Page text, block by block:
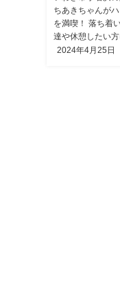
ちあきちゃんが
を満喫！ 落ち着
達や休憩したい方
2024年4月25日